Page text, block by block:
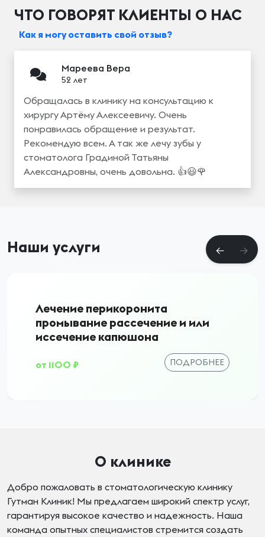
ЧТО ГОВОРЯТ КЛИЕНТЫ О НАС
Как я могу оставить свой отзыв?
Мареева Вера
52 лет
Обращалась в клинику на консультацию к
хирургу Артёму Алексеевичу. Очень
понравилась обращение и результат.
Рекомендую всем. А так же лечу зубы у
стоматолога Градиной Татьяны
Александровны, очень довольна. 👍😃🌹
Наши услуги
Лечение перикоронита
промывание рассечение и или
иссечение капюшона
от 1100 ₽ ПОДРОБНЕЕ
О клинике
Добро пожаловать в стоматологическую клинику
Гутман Клиник! Мы предлагаем широкий спектр услуг,
гарантируя высокое качество и надежность. Наша
команда опытных специалистов стремится создать